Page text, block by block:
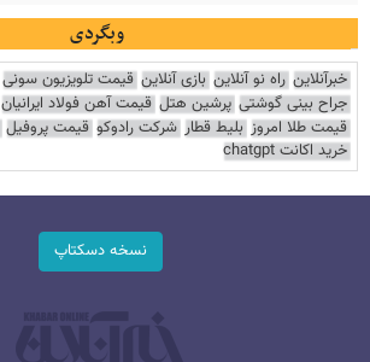
وبگردی
خبرآنلاین راه نو آنلاین بازی آنلاین قیمت تلویزیون سونی
جراح بینی گوشتی پرشین هتل قیمت آهن فولاد ایرانیان
قیمت طلا امروز بلیط قطار شرکت رادوکو قیمت پروفیل
خرید اکانت chatgpt
نسخه دسکتاپ